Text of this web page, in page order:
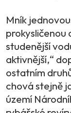
Mník
prokysličenou
studenější
aktivnější,“
ostatním
chová stejně
území